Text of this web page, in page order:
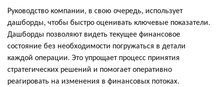
Руководство компании, в свою очередь, использует
дашборды, чтобы быстро оценивать ключевые показатели.
Дашборды позволяют видеть текущее финансовое
состояние без необходимости погружаться в детали
каждой операции. Это упрощает процесс принятия
стратегических решений и помогает оперативно
реагировать на изменения в финансовых потоках.